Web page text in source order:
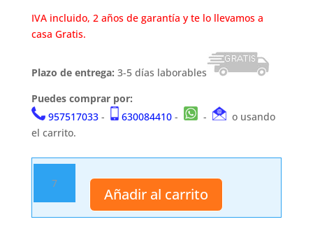
IVA incluido, 2 años de garantía y te lo llevamos a
casa Gratis.
Plazo de entrega: 3-5 días laborables
Puedes comprar por:
957517033- 630084410- -
o usando
el carrito.
cantidad
Añadir al carrito